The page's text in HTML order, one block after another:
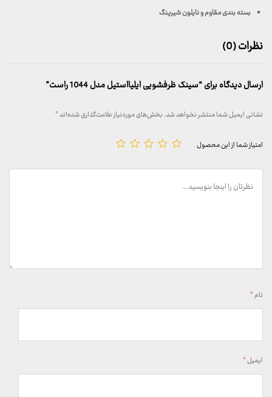
بسته بندی مقاوم و نایلون شیرینگ
نظرات (0)
ارسال دیدگاه برای “سینک ظرفشویی ایلیااستیل مدل 1044 راست”
نشانی ایمیل شما منتشر نخواهد شد.بخش‌های موردنیاز علامت‌گذاری شده‌اند*
امتیاز شما از این محصول
نام*
ایمیل*